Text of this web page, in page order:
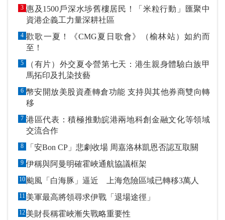
3 惠及1500戶深水埗舊樓居民！「米粒行動」匯聚中
資港企義工力量深耕社區
4 歡歌一夏！《CMG夏日歌會》（榆林站）如約而
至！
5
（有片）外交夏令營第七天：港生親身體驗白族甲
馬拓印及扎染技藝
6 幣安開放美股資產轉倉功能 支持與其他券商雙向轉
移
7 港區代表：積極推動皖港兩地科創金融文化等領域
交流合作
8 「安Bon CP」悲劇收場 周嘉洛林凱恩否認互取關
9 伊稱與阿曼明確霍峽通航協議框架
10 颱風「白海豚」逼近 上海危險區域已轉移3萬人
11 美軍最高將領尋求伊戰「退場途徑」
12 美財長稱霍峽漸失戰略重要性